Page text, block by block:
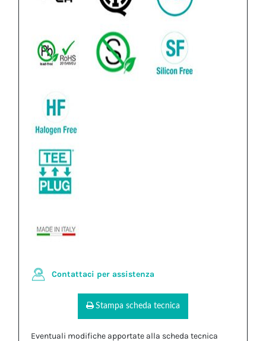
Contattaci per assistenza
Stampa scheda tecnica
Eventuali modifiche apportate alla scheda tecnica